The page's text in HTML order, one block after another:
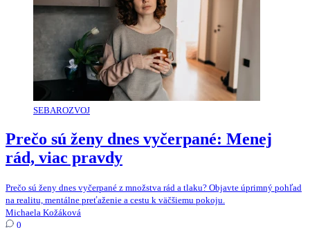
SEBAROZVOJ
Prečo sú ženy dnes vyčerpané: Menej
rád, viac pravdy
Prečo sú ženy dnes vyčerpané z množstva rád a tlaku? Objavte úprimný pohľad
na realitu, mentálne preťaženie a cestu k väčšiemu pokoju.
Michaela Kožáková
0